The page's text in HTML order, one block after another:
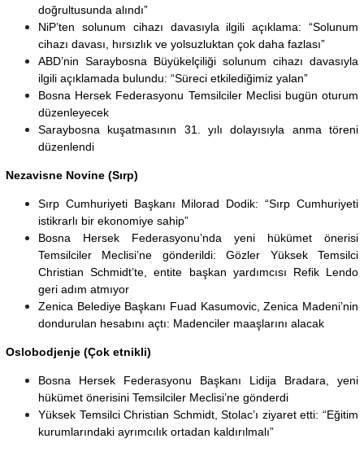
doğrultusunda alındı”
NiP’ten solunum cihazı davasıyla ilgili açıklama: “Solunum
cihazı davası, hırsızlık ve yolsuzluktan çok daha fazlası”
ABD’nin Saraybosna Büyükelçiliği solunum cihazı davasıyla
ilgili açıklamada bulundu: “Süreci etkilediğimiz yalan”
Bosna Hersek Federasyonu Temsilciler Meclisi bugün oturum
düzenleyecek
Saraybosna kuşatmasının 31. yılı dolayısıyla anma töreni
düzenlendi
Nezavisne Novine (Sırp)
Sırp Cumhuriyeti Başkanı Milorad Dodik: “Sırp Cumhuriyeti
istikrarlı bir ekonomiye sahip”
Bosna Hersek Federasyonu’nda yeni hükümet önerisi
Temsilciler Meclisi’ne gönderildi: Gözler Yüksek Temsilci
Christian Schmidt’te, entite başkan yardımcısı Refik Lendo
geri adım atmıyor
Zenica Belediye Başkanı Fuad Kasumovic, Zenica Madeni’nin
dondurulan hesabını açtı: Madenciler maaşlarını alacak
Oslobodjenje (Çok etnikli)
Bosna Hersek Federasyonu Başkanı Lidija Bradara, yeni
hükümet önerisini Temsilciler Meclisi’ne gönderdi
Yüksek Temsilci Christian Schmidt, Stolac’ı ziyaret etti: “Eğitim
kurumlarındaki ayrımcılık ortadan kaldırılmalı”